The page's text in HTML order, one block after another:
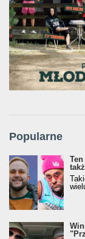
Popularne